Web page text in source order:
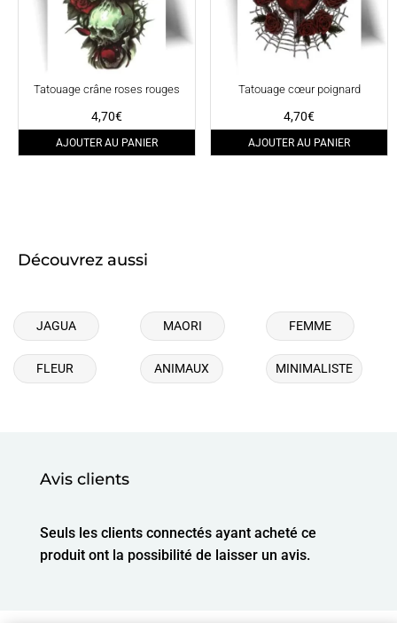
Tatouage crâne roses rouges
4,70€
AJOUTER AU PANIER
Tatouage cœur poignard
4,70€
AJOUTER AU PANIER
Découvrez aussi
JAGUA MAORI FEMME
FLEUR ANIMAUX MINIMALISTE
Avis clients
Seuls les clients connectés ayant acheté ce
produit ont la possibilité de laisser un avis.